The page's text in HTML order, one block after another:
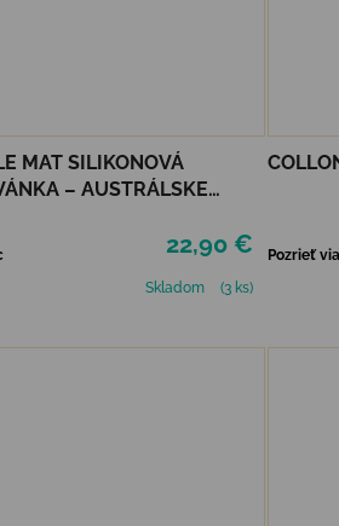
MAT SILIKONOVÁ
– AUSTRÁLSKE
22,90 €
Skladom
(3 ks)
Pozrieť